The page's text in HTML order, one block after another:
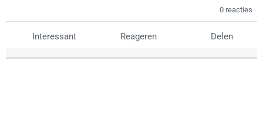
0 reacties
Interessant Reageren Delen